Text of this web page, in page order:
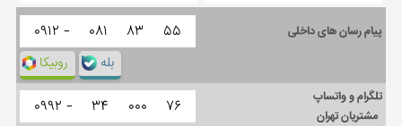
پیام رسان های داخلی ۰۹۱۲ - ۰۸۱ ۸۳ ۵۵
روبیکا بله
تلگرام و واتساپ
مشتریان تهران
۰۹۹۲ - ۳۴ ۰۰۰ ۷۶